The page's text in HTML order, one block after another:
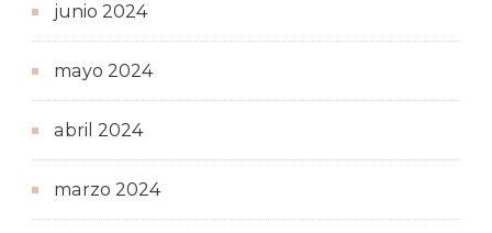
junio 2024
mayo 2024
abril 2024
marzo 2024